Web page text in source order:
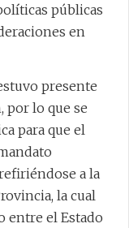
públicas
en
presente
por lo que se
para que el
a la
la cual
entre el Estado